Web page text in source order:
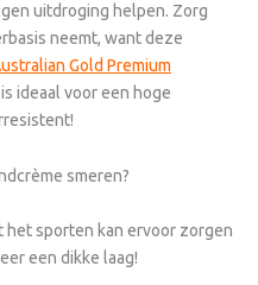
uitdroging helpen. Zorg
neemt, want deze
Gold Premium
is ideaal voor een hoge
smeren?
het sporten kan ervoor zorgen
een dikke laag!